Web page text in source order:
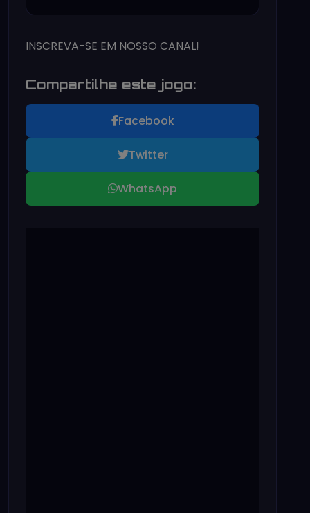
INSCREVA-SE EM NOSSO CANAL!
Compartilhe este jogo:
Facebook
Twitter
WhatsApp